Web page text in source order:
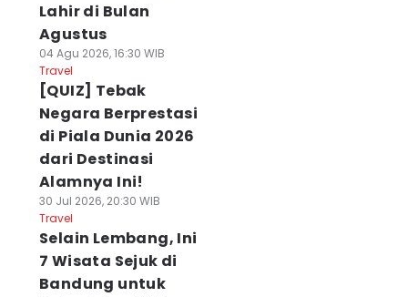
Lahir di Bulan
Agustus
04 Agu 2026, 16:30 WIB
Travel
[QUIZ] Tebak
Negara Berprestasi
di Piala Dunia 2026
dari Destinasi
Alamnya Ini!
30 Jul 2026, 20:30 WIB
Travel
Selain Lembang, Ini
7 Wisata Sejuk di
Bandung untuk